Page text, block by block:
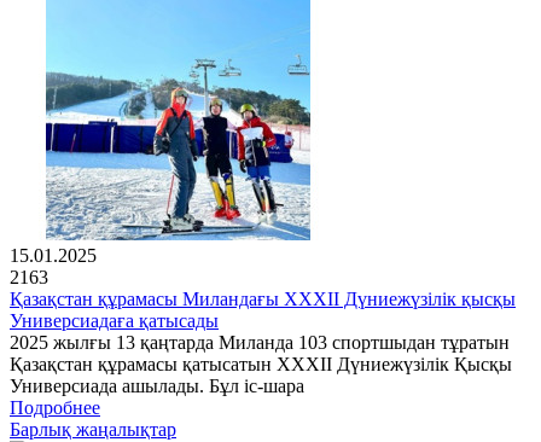
15.01.2025
2163
Қазақстан құрамасы Миландағы XXXII Дүниежүзілік қысқы
Универсиадаға қатысады
2025 жылғы 13 қаңтарда Миланда 103 спортшыдан тұратын
Қазақстан құрамасы қатысатын XXXII Дүниежүзілік Қысқы
Универсиада ашылады. Бұл іс-шара
Подробнее
Барлық жаңалықтар